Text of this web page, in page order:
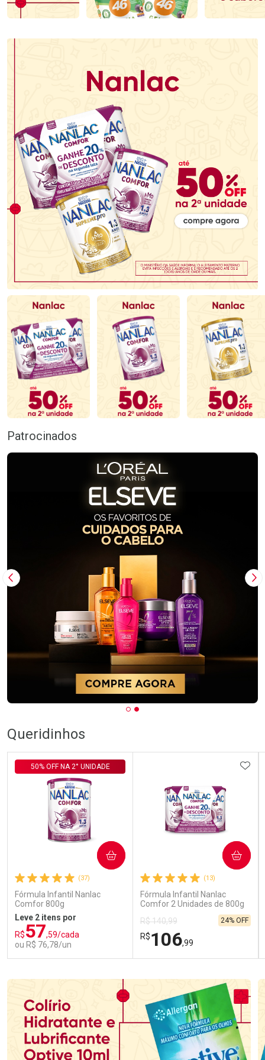
Patrocinados
Imagem Anterior
Queridinhos
(37)
Fórmula Infantil Nanlac
Comfor 800g
50% OFF NA 2° UNIDADE
Leve 2 itens por
R$57,59/cada
ou R$ 76,78/un
COMPRAR
(13)
Fórmula Infantil Nanlac
Comfor 2 Unidades de 800g
R$ 140,99
R$106,99
24% OFF
COMPRAR
Laboratório
Por Menos